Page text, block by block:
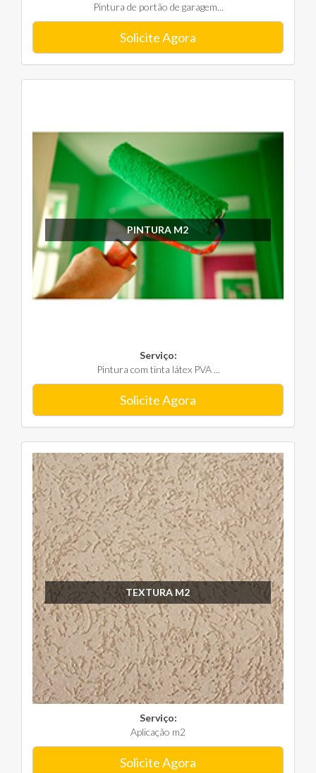
Pintura de portão de garagem...
Solicite Agora
PINTURA M2
Serviço:
Pintura com tinta látex PVA ...
Solicite Agora
TEXTURA M2
Serviço:
Aplicação m2
Solicite Agora